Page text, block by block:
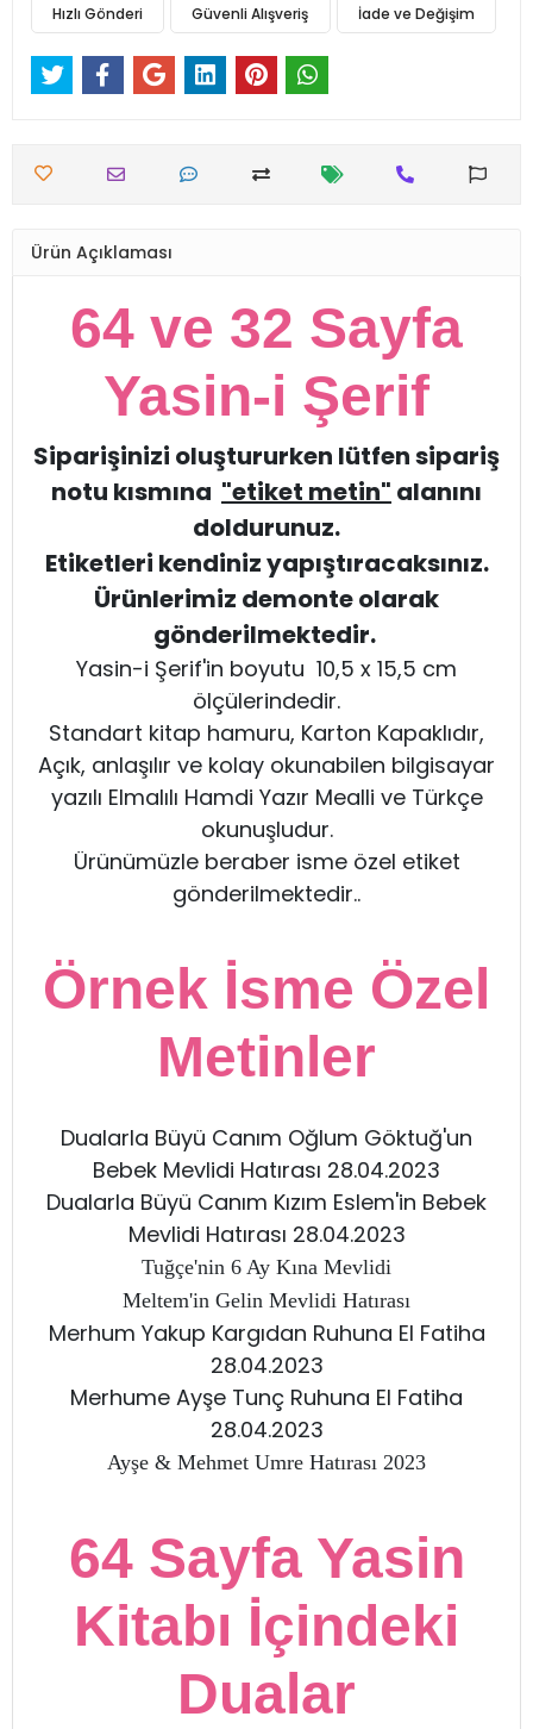
Hızlı Gönderi Güvenli Alışveriş İade ve Değişim
Ürün Açıklaması
64 ve 32 Sayfa
Yasin-i Şerif
Siparişinizi oluştururken lütfen sipariş
notu kısmına "etiket metin" alanını
doldurunuz.
Etiketleri kendiniz yapıştıracaksınız.
Ürünlerimiz demonte olarak
gönderilmektedir.
Yasin-i Şerif'in boyutu 10,5 x 15,5 cm
ölçülerindedir.
Standart kitap hamuru, Karton Kapaklıdır,
Açık, anlaşılır ve kolay okunabilen bilgisayar
yazılı Elmalılı Hamdi Yazır Mealli ve Türkçe
okunuşludur.
Ürünümüzle beraber isme özel etiket
gönderilmektedir..
Örnek İsme Özel
Metinler
Dualarla Büyü Canım Oğlum Göktuğ'un
Bebek Mevlidi Hatırası 28.04.2023
Dualarla Büyü Canım Kızım Eslem'in Bebek
Mevlidi Hatırası 28.04.2023
Tuğçe'nin 6 Ay Kına Mevlidi
Meltem'in Gelin Mevlidi Hatırası
Merhum Yakup Kargıdan Ruhuna El Fatiha
28.04.2023
Merhume Ayşe Tunç Ruhuna El Fatiha
28.04.2023
Ayşe & Mehmet Umre Hatırası 2023
64 Sayfa Yasin
Kitabı İçindeki
Dualar